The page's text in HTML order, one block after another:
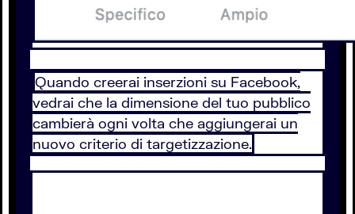
Quando creerai inserzioni su Facebook,
vedrai che la dimensione del tuo pubblico
cambierà ogni volta che aggiungerai un
nuovo criterio di targetizzazione.